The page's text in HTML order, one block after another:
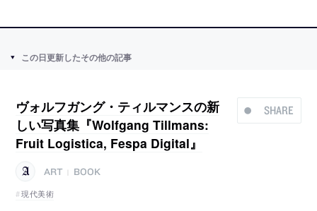
この日更新したその他の記事
SHARE
ヴォルフガング・ティルマンスの新
しい写真集『Wolfgang Tillmans:
Fruit Logistica, Fespa Digital』
ART
BOOK
現代美術